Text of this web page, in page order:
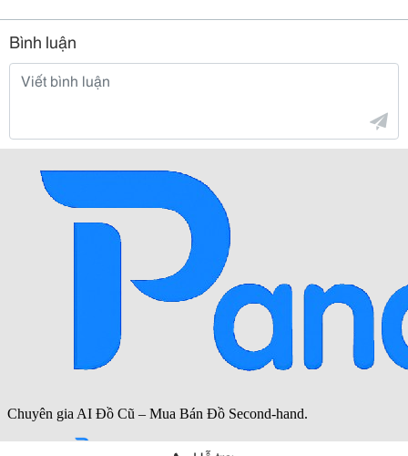
Bình luận